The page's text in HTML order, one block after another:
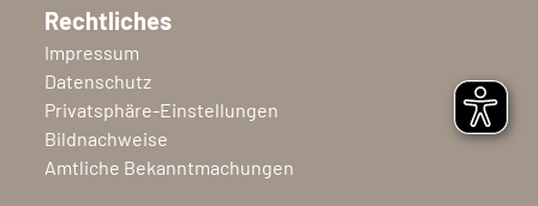
Rechtliches
Impressum
Datenschutz
Privatsphäre-Einstellungen
Bildnachweise
Amtliche Bekanntmachungen